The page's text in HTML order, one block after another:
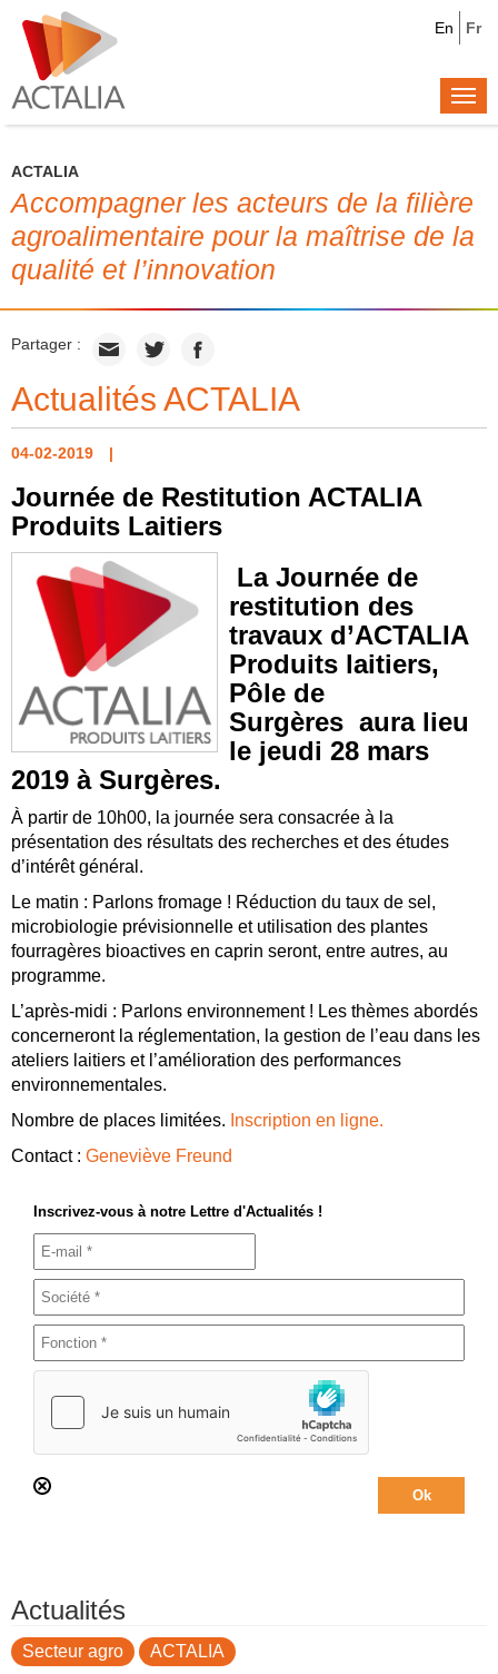
Fr
En
ACTALIA
Accompagner les acteurs de la filière
agroalimentaire pour la maîtrise de la
qualité et l’innovation
Partager :
Actualités ACTALIA
04-02-2019
Journée de Restitution ACTALIA
Produits Laitiers
La Journée de
restitution des
travaux d’ACTALIA
Produits laitiers,
Pôle de
Surgères aura lieu
le jeudi 28 mars
2019 à Surgères.
À partir de 10h00, la journée sera consacrée à la
présentation des résultats des recherches et des études
d’intérêt général.
Le matin : Parlons fromage ! Réduction du taux de sel,
microbiologie prévisionnelle et utilisation des plantes
fourragères bioactives en caprin seront, entre autres, au
programme.
L’après-midi : Parlons environnement ! Les thèmes abordés
concerneront la réglementation, la gestion de l’eau dans les
ateliers laitiers et l’amélioration des performances
environnementales.
Nombre de places limitées. Inscription en ligne.
Contact : Geneviève Freund
Inscrivez-vous à notre Lettre d'Actualités !
Actualités
Secteur agro ACTALIA